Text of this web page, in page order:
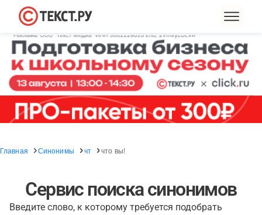
Главная Синонимы чт что вы!
Сервис поиска синонимов
Введите слово, к которому требуется подобрать